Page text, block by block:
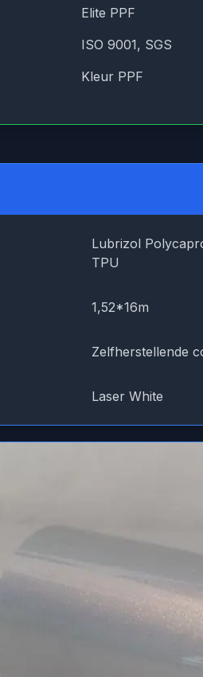
Elite PPF
ISO 9001, SGS
Kleur PPF
Lubrizol
TPU
1,52*16m
Zelfherstellende
Laser White